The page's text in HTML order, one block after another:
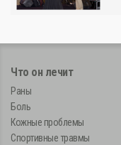
Что он лечит
Раны
Боль
Кожные проблемы
Спортивные травмы